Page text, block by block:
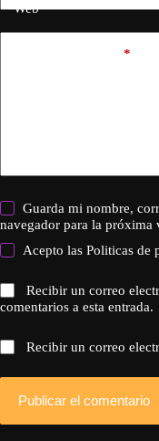
Web
*
Guarda mi nombre,
navegador para la próxima
Acepto lasPoliticas de
Recibir un correo
comentarios a esta entrada.
Recibir un correo
Publicar el comentario